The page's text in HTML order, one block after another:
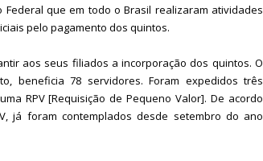
que em todo o Brasil realizaram atividades
pelo pagamento dos quintos.
aos seus filiados a incorporação dos quintos. O
beneficia 78 servidores. Foram expedidos três
uma RPV [Requisição de Pequeno Valor]. De acordo
já foram contemplados desde setembro do ano